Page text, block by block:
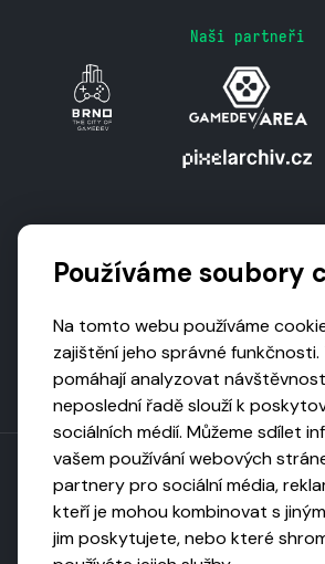
Naši partneři
Toto dílo podléhá licenci CC
Uveďte původ, neužívejte komerčně,
Používáme soubory
Na tomto webu používáme
zajištění jeho správné funkčnosti.
pomáhají analyzovat
neposlední řadě slouží k
sociálních médií. Můžeme sdílet
vašem používání webových
partnery pro sociální média,
kteří je mohou kombinovat s
jim poskytujete, nebo které